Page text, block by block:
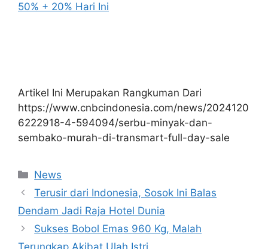
50% + 20% Hari Ini
Artikel Ini Merupakan Rangkuman Dari
https://www.cnbcindonesia.com/news/2024120
6222918-4-594094/serbu-minyak-dan-
sembako-murah-di-transmart-full-day-sale
Kategori
News
Terusir dari Indonesia, Sosok Ini Balas
Dendam Jadi Raja Hotel Dunia
Sukses Bobol Emas 960 Kg, Malah
Terungkap Akibat Ulah Istri